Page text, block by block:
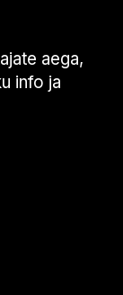
aega,
info ja